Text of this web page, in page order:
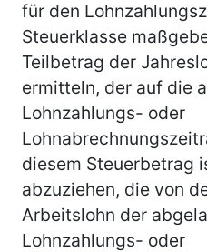
für den
Steuerklasse
Teilbetrag der
ermitteln, der auf die
Lohnzahlungs- oder
diesem Steuerbetrag
abzuziehen, die von
Arbeitslohn der
Lohnzahlungs- oder